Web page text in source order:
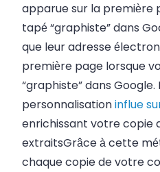
apparue sur la première
tapé “graphiste” dans
que leur adresse
première page lorsque
“graphiste” dans Google.
personnalisationinflue
enrichissant votre copie
extraitsGrâce à cette
chaque copie de votre